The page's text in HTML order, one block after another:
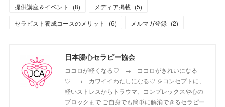
提供講座＆イベント
(8) メディア掲載 (5)
セラピスト養成コースのメリット
(6) メルマガ登録 (2)
日本腸心セラピー協会
ココロが軽くなる♡ → ココロがきれいになる
♡ → カワイイわたしになる♡ をコンセプトに、
軽いストレスからトラウマ、コンプレックスや心の
ブロックまで ご自身でも簡単に解消できるセラピー